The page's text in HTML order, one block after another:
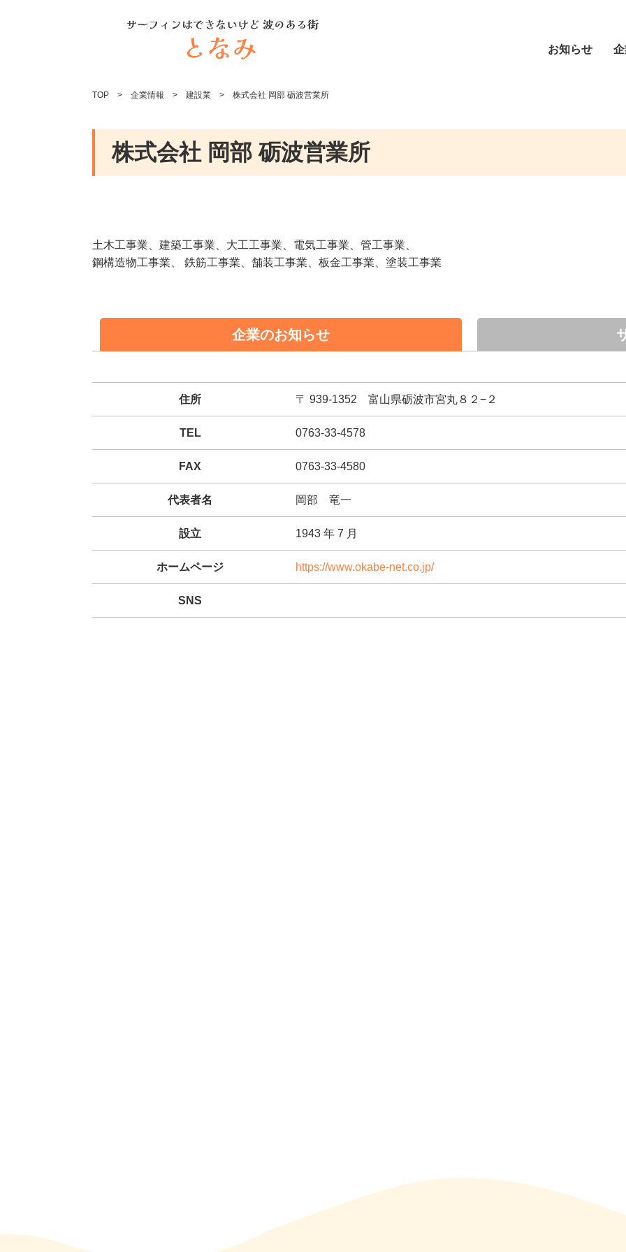
お知らせ
TOP 企業情報 建設業 株式会社 岡部 砺波営業所
株式会社 岡部 砺波営業所
土木工事業、建築工事業、大工工事業、電気工事業、管工事業、
鋼構造物工事業、 鉄筋工事業、舗装工事業、板金工事業、塗装工事業
企業のお知らせ
住所 〒 939-1352 富山県砺波市宮丸８２−２
TEL 0763-33-4578
FAX 0763-33-4580
代表者名 岡部 竜一
設立 1943 年 7 月
ホームページ https://www.okabe-net.co.jp/
SNS